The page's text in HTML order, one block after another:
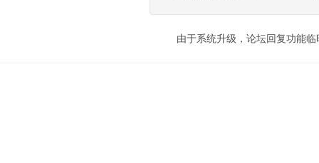
由于系统升级，论坛回复功能临